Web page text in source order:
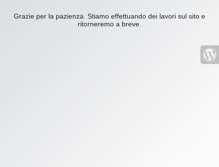
Grazie per la pazienza. Stiamo effettuando dei lavori sul sito e
ritorneremo a breve.